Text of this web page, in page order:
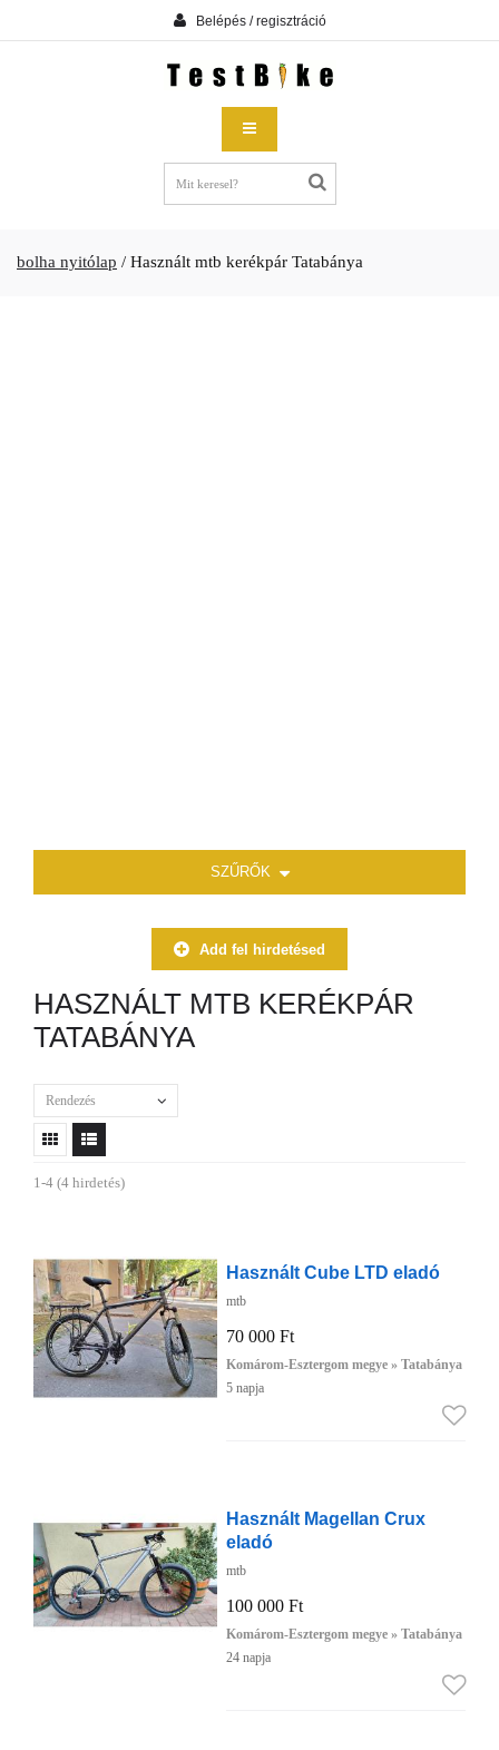
Belépés / regisztráció
bolha nyitólap / Használt mtb kerékpár Tatabánya
SZŰRŐK
Add fel hirdetésed
HASZNÁLT MTB KERÉKPÁR
TATABÁNYA
Rendezés
1-4 (4 hirdetés)
Használt Cube LTD eladó
mtb
70 000 Ft
Komárom-Esztergom megye » Tatabánya
5 napja
Használt Magellan Crux
eladó
mtb
100 000 Ft
Komárom-Esztergom megye » Tatabánya
24 napja